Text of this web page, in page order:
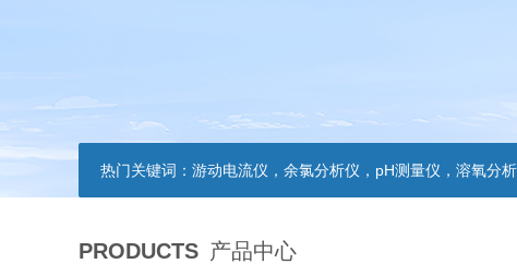
热门关键词： 游动电流仪，余氯分析仪，pH测量仪，溶氧分析仪
PRODUCTS 产品中心